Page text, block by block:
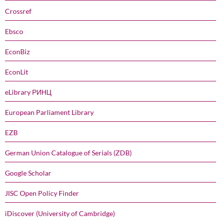
Crossref
Ebsco
EconBiz
EconLit
eLibrary РИНЦ
European Parliament Library
EZB
German Union Catalogue of Serials (ZDB)
Google Scholar
JISC Open Policy Finder
iDiscover (University of Cambridge)